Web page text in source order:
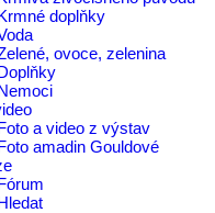
doplňky
ovoce, zelenina
a video z výstav
amadin Gouldové